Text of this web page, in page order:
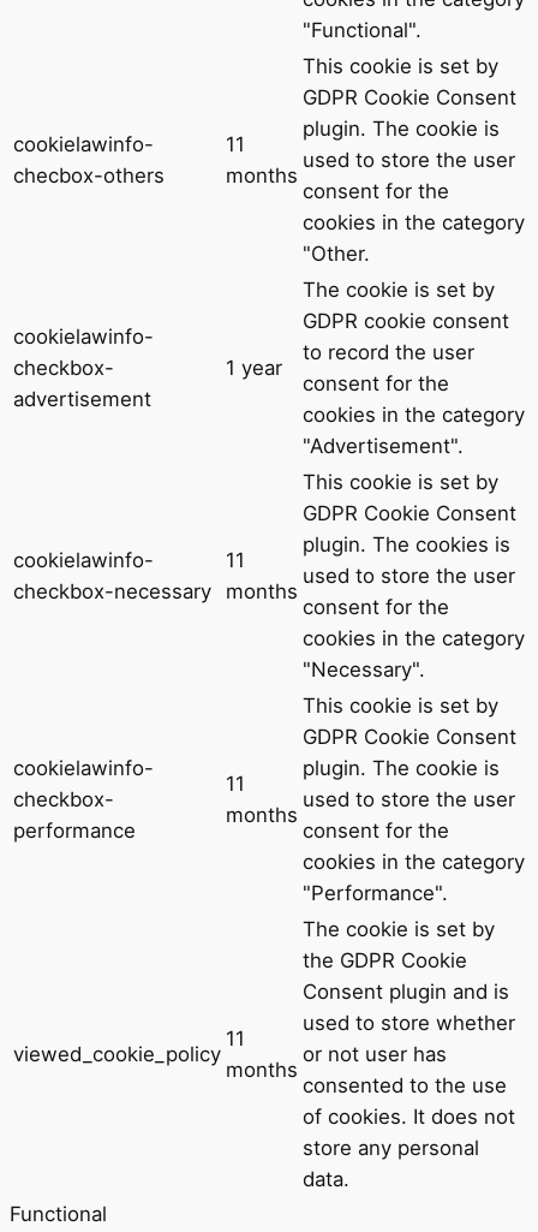
"Functional".
cookielawinfo-
checbox-others
11
months
This cookie is set by
GDPR Cookie Consent
plugin. The cookie is
used to store the user
consent for the
cookies in the category
"Other.
cookielawinfo-
checkbox-
advertisement
1 year
The cookie is set by
GDPR cookie consent
to record the user
consent for the
cookies in the category
"Advertisement".
cookielawinfo-
checkbox-necessary
11
months
This cookie is set by
GDPR Cookie Consent
plugin. The cookies is
used to store the user
consent for the
cookies in the category
"Necessary".
cookielawinfo-
checkbox-
performance
11
months
This cookie is set by
GDPR Cookie Consent
plugin. The cookie is
used to store the user
consent for the
cookies in the category
"Performance".
viewed_cookie_policy
11
months
The cookie is set by
the GDPR Cookie
Consent plugin and is
used to store whether
or not user has
consented to the use
of cookies. It does not
store any personal
data.
Functional